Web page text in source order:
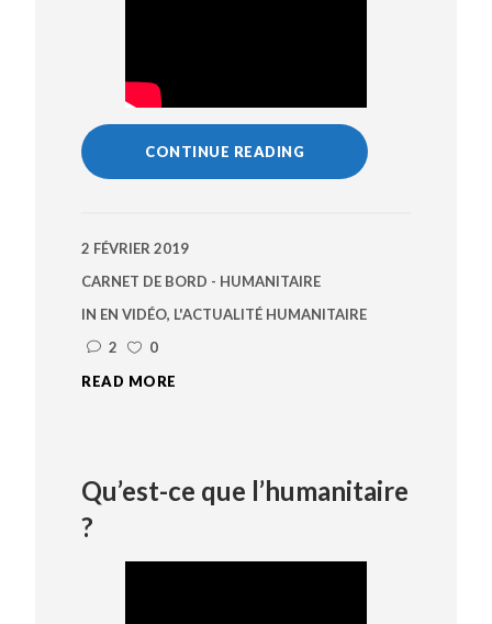
CONTINUE READING
2 FÉVRIER 2019
CARNET DE BORD - HUMANITAIRE
IN EN VIDÉO, L'ACTUALITÉ HUMANITAIRE
2
0
READ MORE
Qu’est-ce que l’humanitaire
?